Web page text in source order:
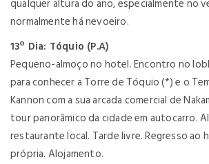
qualquer altura do ano, especialmente no
normalmente há nevoeiro.
13º Dia: Tóquio (P.A)
Pequeno-almoço no hotel. Encontro no
para conhecer a Torre de Tóquio (*) e o
Kannon com a sua arcada comercial de
tour panorâmico da cidade em autocarro.
restaurante local. Tarde livre. Regresso ao
própria. Alojamento.